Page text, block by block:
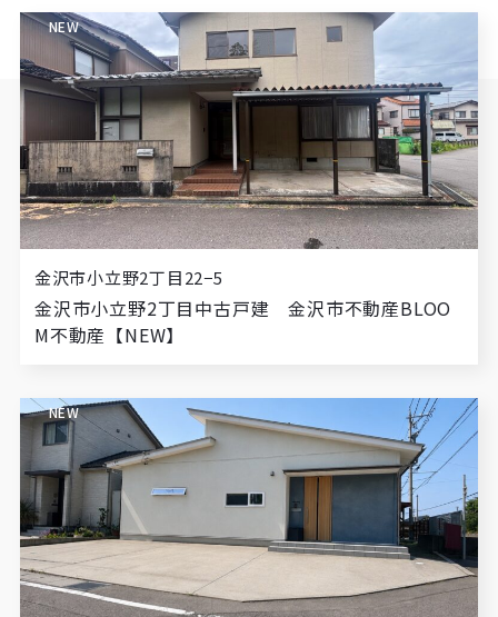
金沢市小立野2丁目22−5
金沢市小立野2丁目中古戸建 金沢市不動産BLOO
M不動産【NEW】
NEW
NEW